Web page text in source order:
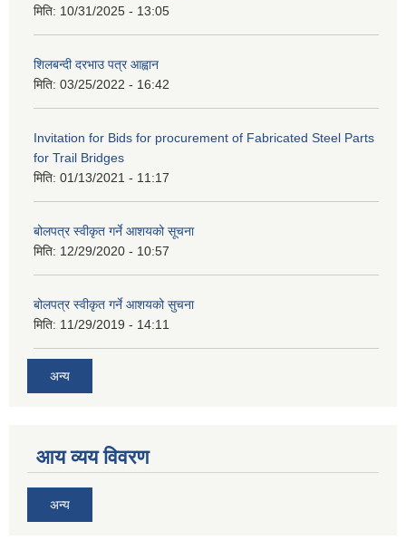
मिति: 10/31/2025 - 13:05
शिलबन्दी दरभाउ पत्र आह्वान
मिति: 03/25/2022 - 16:42
Invitation for Bids for procurement of Fabricated Steel Parts
for Trail Bridges
मिति: 01/13/2021 - 11:17
बोलपत्र स्वीकृत गर्ने आशयको सूचना
मिति: 12/29/2020 - 10:57
बोलपत्र स्वीकृत गर्ने आशयको सुचना
मिति: 11/29/2019 - 14:11
अन्य
आय व्यय विवरण
अन्य